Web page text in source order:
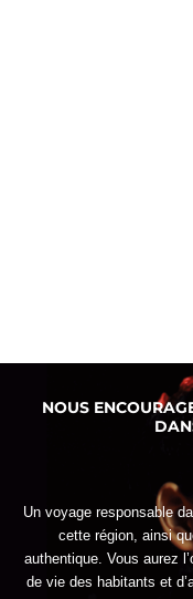
NOUS
Un voyage responsable
cette région, ainsi
authentique. Vous aurez
de vie des habitants et